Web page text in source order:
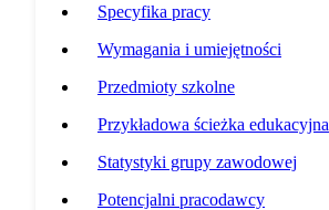
Specyfika pracy
Wymagania i umiejętności
Przedmioty szkolne
Przykładowa ścieżka edukacyjna
Statystyki grupy zawodowej
Potencjalni pracodawcy